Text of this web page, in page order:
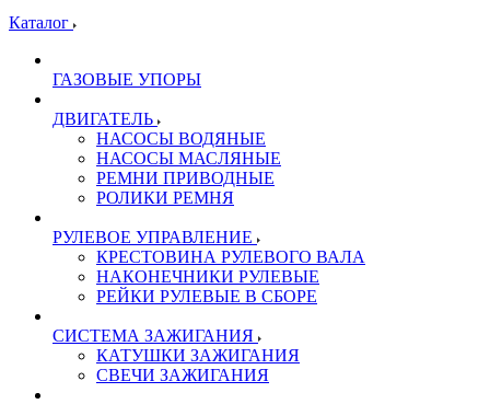
Каталог
ГАЗОВЫЕ УПОРЫ
ДВИГАТЕЛЬ
НАСОСЫ ВОДЯНЫЕ
НАСОСЫ МАСЛЯНЫЕ
РЕМНИ ПРИВОДНЫЕ
РОЛИКИ РЕМНЯ
РУЛЕВОЕ УПРАВЛЕНИЕ
КРЕСТОВИНА РУЛЕВОГО ВАЛА
НАКОНЕЧНИКИ РУЛЕВЫЕ
РЕЙКИ РУЛЕВЫЕ В СБОРЕ
СИСТЕМА ЗАЖИГАНИЯ
КАТУШКИ ЗАЖИГАНИЯ
СВЕЧИ ЗАЖИГАНИЯ